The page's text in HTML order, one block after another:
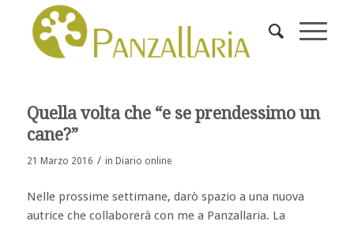
Quella volta che “e se prendessimo un
cane?”
21 Marzo 2016 / in Diario online
Nelle prossime settimane, darò spazio a una nuova
autrice che collaborerà con me a Panzallaria. La